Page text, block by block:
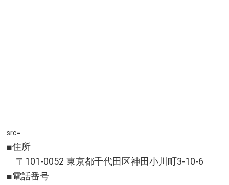
src=
■住所
〒101-0052 東京都千代田区神田小川町3-10-6
■電話番号